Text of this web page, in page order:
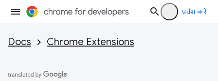
प्रवेश करें
Docs Chrome Extensions